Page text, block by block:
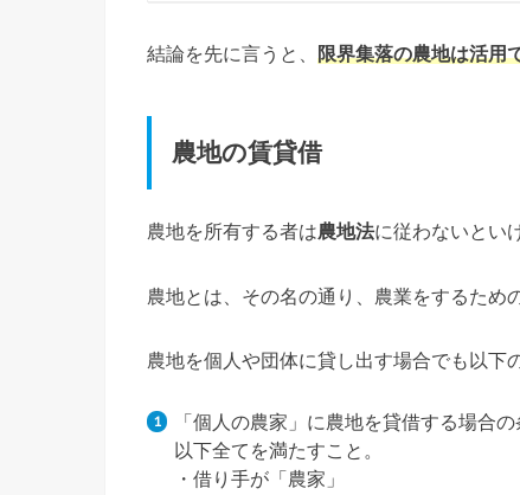
結論を先に言うと、 限界集落の農地は活用
農地の賃貸借
農地を所有する者は農地法に従わないとい
農地とは、その名の通り、農業をするため
農地を個人や団体に貸し出す場合でも以下
「個人の農家」に農地を貸借する場合
以下全てを満たすこと。
・借り手が「農家」